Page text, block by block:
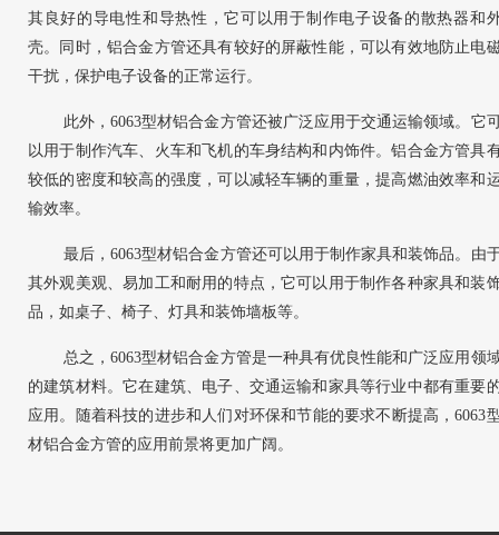
其良好的导电性和导热性，它可以用于制作电子设备的散热器和
壳。同时，铝合金方管还具有较好的屏蔽性能，可以有效地防止电
干扰，保护电子设备的正常运行。
此外，6063型材铝合金方管还被广泛应用于交通运输领域。它
以用于制作汽车、火车和飞机的车身结构和内饰件。铝合金方管具
较低的密度和较高的强度，可以减轻车辆的重量，提高燃油效率和
输效率。
最后，6063型材铝合金方管还可以用于制作家具和装饰品。由
其外观美观、易加工和耐用的特点，它可以用于制作各种家具和装
品，如桌子、椅子、灯具和装饰墙板等。
总之，6063型材铝合金方管是一种具有优良性能和广泛应用领
的建筑材料。它在建筑、电子、交通运输和家具等行业中都有重要
应用。随着科技的进步和人们对环保和节能的要求不断提高，6063
材铝合金方管的应用前景将更加广阔。